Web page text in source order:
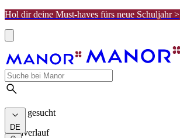
Hol dir deine Must-haves fürs neue Schuljahr >
Meist gesucht
Suchverlauf
DE